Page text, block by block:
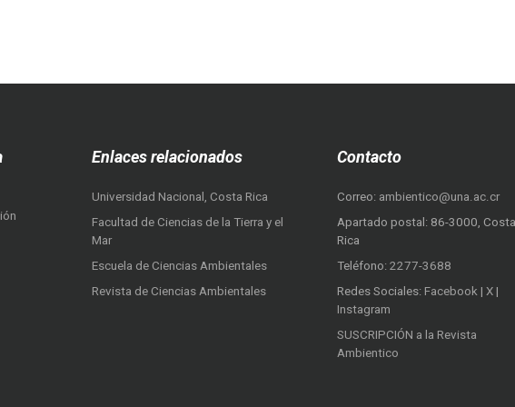
Enlaces relacionados
Universidad Nacional, Costa Rica
Facultad de Ciencias de la Tierra y el
Mar
Escuela de Ciencias Ambientales
Revista de Ciencias Ambientales
Contacto
Correo: ambientico@una.ac.cr
Apartado postal: 86-3000, Costa
Rica
Teléfono: 2277-3688
Redes Sociales: Facebook | X |
Instagram
SUSCRIPCIÓN a la Revista
Ambientico